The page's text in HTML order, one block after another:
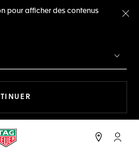
pour afficher des contenus